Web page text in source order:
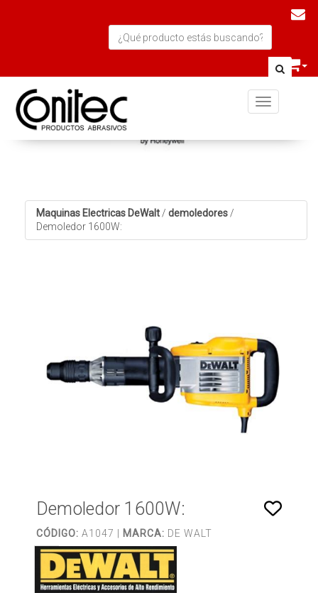
Toggle
Maquinas Electricas DeWalt / demoledores /
Demoledor 1600W:
Demoledor 1600W:
CÓDIGO: A1047 | MARCA: DE WALT